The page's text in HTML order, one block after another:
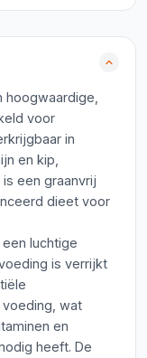
hoogwaardige,
voor
in
en kip,
een graanvrij
dieet voor
luchtige
is verrijkt
wat
en
heeft. De